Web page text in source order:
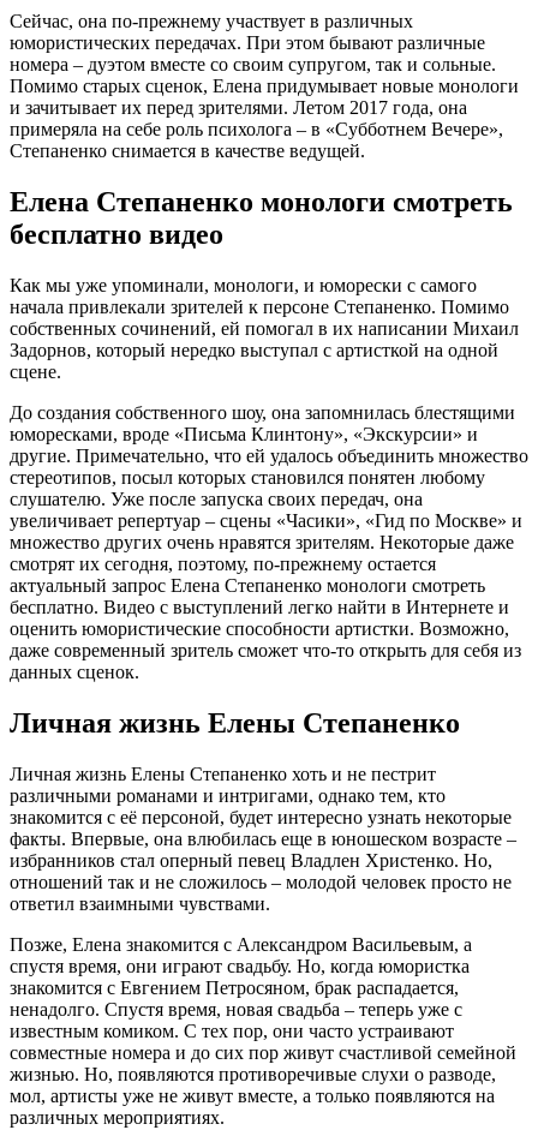
Сейчас, она по-прежнему участвует в различных
юмористических передачах. При этом бывают различные
номера – дуэтом вместе со своим супругом, так и сольные.
Помимо старых сценок, Елена придумывает новые монологи
и зачитывает их перед зрителями. Летом 2017 года, она
примеряла на себе роль психолога – в «Субботнем Вечере»,
Степаненко снимается в качестве ведущей.
Елена Степаненко монологи смотреть
бесплатно видео
Как мы уже упоминали, монологи, и юморески с самого
начала привлекали зрителей к персоне Степаненко. Помимо
собственных сочинений, ей помогал в их написании Михаил
Задорнов, который нередко выступал с артисткой на одной
сцене.
До создания собственного шоу, она запомнилась блестящими
юморесками, вроде «Письма Клинтону», «Экскурсии» и
другие. Примечательно, что ей удалось объединить множество
стереотипов, посыл которых становился понятен любому
слушателю. Уже после запуска своих передач, она
увеличивает репертуар – сцены «Часики», «Гид по Москве» и
множество других очень нравятся зрителям. Некоторые даже
смотрят их сегодня, поэтому, по-прежнему остается
актуальный запрос Елена Степаненко монологи смотреть
бесплатно. Видео с выступлений легко найти в Интернете и
оценить юмористические способности артистки. Возможно,
даже современный зритель сможет что-то открыть для себя из
данных сценок.
Личная жизнь Елены Степаненко
Личная жизнь Елены Степаненко хоть и не пестрит
различными романами и интригами, однако тем, кто
знакомится с её персоной, будет интересно узнать некоторые
факты. Впервые, она влюбилась еще в юношеском возрасте –
избранников стал оперный певец Владлен Христенко. Но,
отношений так и не сложилось – молодой человек просто не
ответил взаимными чувствами.
Позже, Елена знакомится с Александром Васильевым, а
спустя время, они играют свадьбу. Но, когда юмористка
знакомится с Евгением Петросяном, брак распадается,
ненадолго. Спустя время, новая свадьба – теперь уже с
известным комиком. С тех пор, они часто устраивают
совместные номера и до сих пор живут счастливой семейной
жизнью. Но, появляются противоречивые слухи о разводе,
мол, артисты уже не живут вместе, а только появляются на
различных мероприятиях.